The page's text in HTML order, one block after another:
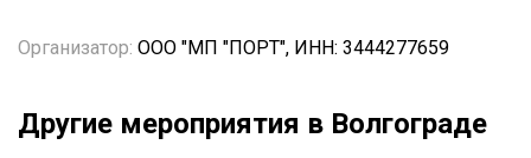
Организатор: ООО "МП "ПОРТ", ИНН: 3444277659
Другие мероприятия в Волгограде